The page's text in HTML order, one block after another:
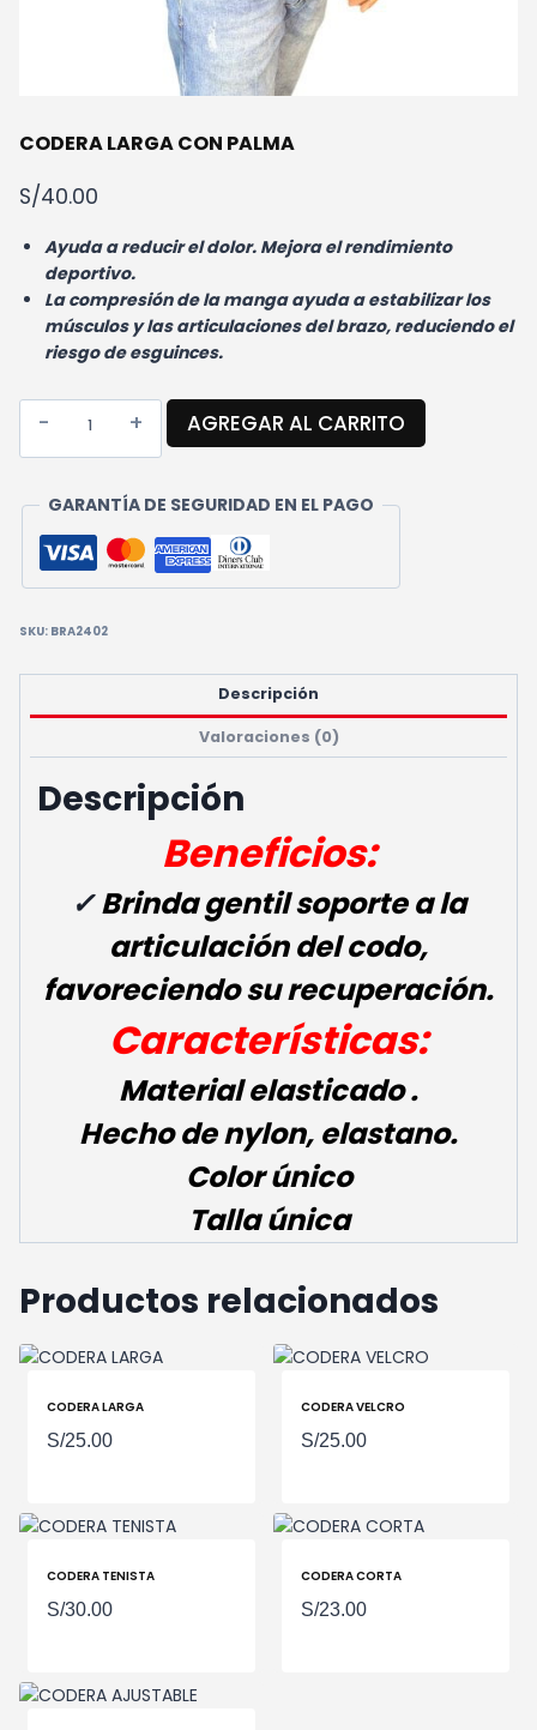
CODERA LARGA CON PALMA
S/40.00
Ayuda a reducir el dolor. Mejora el rendimiento
deportivo.
La compresión de la manga ayuda a estabilizar los
músculos y las articulaciones del brazo, reduciendo el
riesgo de esguinces.
LARGA
CON
CANTIDAD
AGREGAR AL CARRITO
GARANTÍA DE SEGURIDAD EN EL PAGO
SKU: BRA2402
Descripción
Valoraciones (0)
Descripción
Beneficios:
✓Brinda gentil soporte a la
articulación del codo,
favoreciendo su recuperación.
Características:
Material elasticado .
Hecho de nylon, elastano.
Color único
Talla única
Productos relacionados
CODERA LARGA
S/25.00
CODERA VELCRO
S/25.00
CODERA TENISTA
S/30.00
CODERA CORTA
S/23.00